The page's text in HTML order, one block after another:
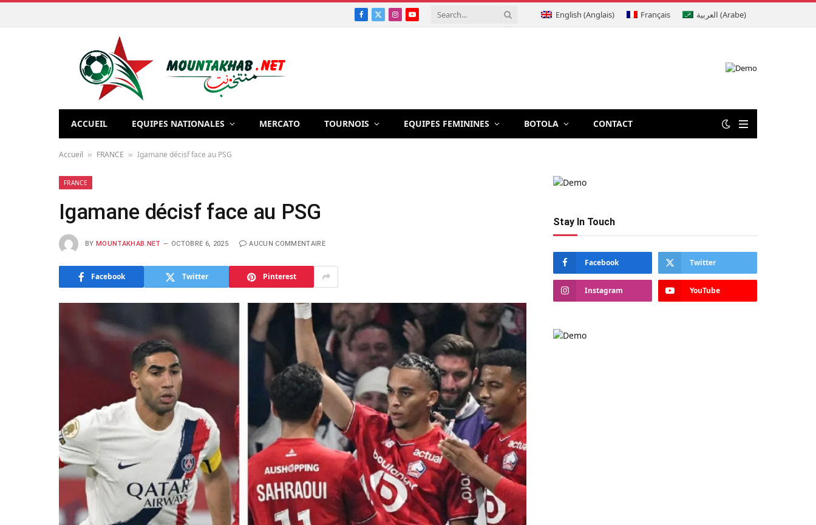
Facebook
X
Instagram
YouTube English (Anglais) Français العربية (Arabe)
ACCUEIL EQUIPES NATIONALES MERCATO TOURNOIS EQUIPES FEMININES BOTOLA CONTACT
Accueil » FRANCE » Igamane décisf face au PSG
FRANCE
Igamane décisf face au PSG
BY MOUNTAKHAB.NET OCTOBRE 6, 2025 AUCUN COMMENTAIRE
Facebook Twitter Pinterest
Stay In Touch
Facebook Twitter
Instagram YouTube